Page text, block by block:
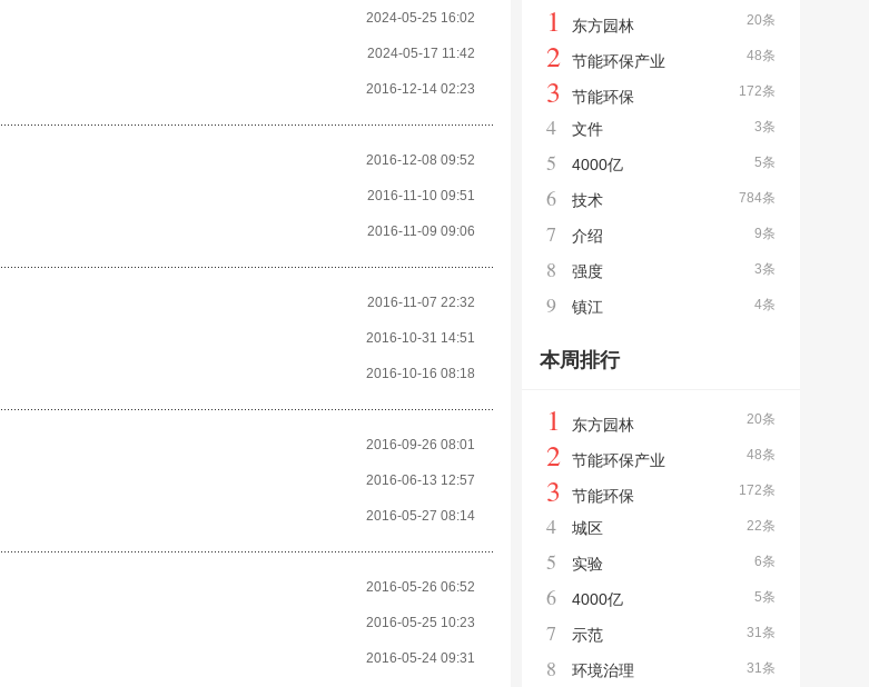
2024-05-25 16:02
2024-05-17 11:42
2016-12-14 02:23
2016-12-08 09:52
2016-11-10 09:51
2016-11-09 09:06
2016-11-07 22:32
2016-10-31 14:51
2016-10-16 08:18
2016-09-26 08:01
2016-06-13 12:57
2016-05-27 08:14
2016-05-26 06:52
2016-05-25 10:23
2016-05-24 09:31
20条
1 东方园林
48条
2 节能环保产业
172条
3 节能环保
3条
4 文件
5条
5 4000亿
784条
6 技术
9条
7 介绍
3条
8 强度
4条
9 镇江
本周排行
20条
1 东方园林
48条
2 节能环保产业
172条
3 节能环保
22条
4 城区
6条
5 实验
5条
6 4000亿
31条
7 示范
31条
8 环境治理